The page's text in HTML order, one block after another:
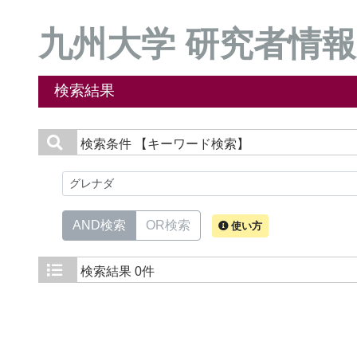
九州大学 研究者情報
検索結果
検索条件 【キーワード検索】
AND検索 OR検索 使い方
検索結果 0件